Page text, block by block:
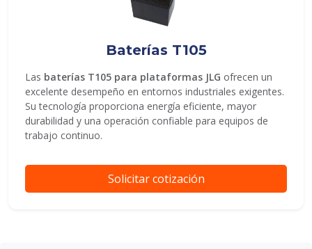
Baterías T105
Las baterías T105 para plataformas JLG ofrecen un
excelente desempeño en entornos industriales exigentes.
Su tecnología proporciona energía eficiente, mayor
durabilidad y una operación confiable para equipos de
trabajo continuo.
Solicitar cotización